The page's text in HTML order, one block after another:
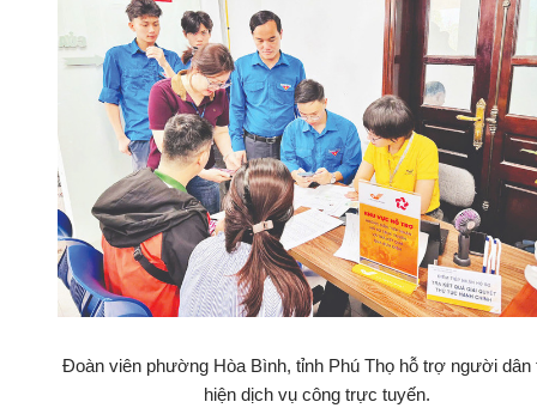
Đoàn viên phường Hòa Bình, tỉnh Phú Thọ hỗ trợ người dân
hiện dịch vụ công trực tuyến.